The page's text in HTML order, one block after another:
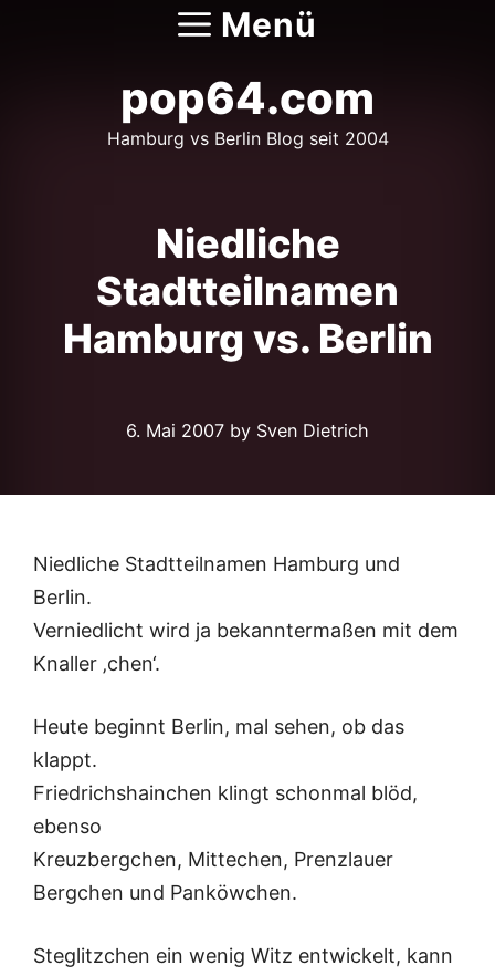
Menü
pop64.com
Hamburg vs Berlin Blog seit 2004
Niedliche
Stadtteilnamen
Hamburg vs. Berlin
6. Mai 2007 by Sven Dietrich
Niedliche Stadtteilnamen Hamburg und
Berlin.
Verniedlicht wird ja bekanntermaßen mit dem
Knaller ‚chen‘.
Heute beginnt Berlin, mal sehen, ob das
klappt.
Friedrichshainchen klingt schonmal blöd,
ebenso
Kreuzbergchen, Mittechen, Prenzlauer
Bergchen und Panköwchen.
Steglitzchen ein wenig Witz entwickelt, kann